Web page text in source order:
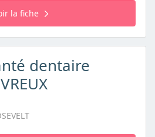
la fiche
dentaire